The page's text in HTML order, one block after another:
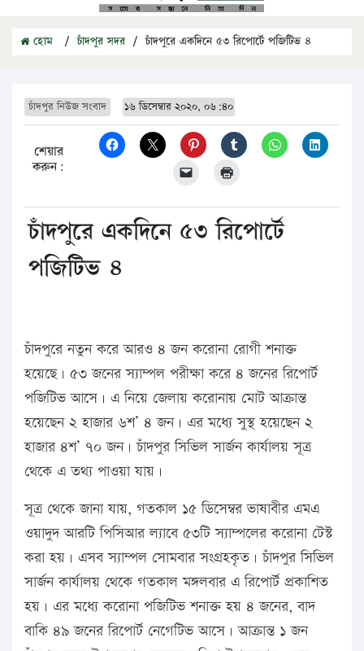
হোম / চাঁদপুর সদর / চাঁদপুরে একদিনে ৫৩ রিপোর্টে পজিটিভ ৪
চাঁদপুর নিউজ সংবাদ ১৬ ডিসেম্বার ২০২০, ০৬:৪০
শেয়ার
করুন:
চাঁদপুরে একদিনে ৫৩ রিপোর্টে
পজিটিভ ৪
চাঁদপুরে নতুন করে আরও ৪ জন করোনা রোগী শনাক্ত
হয়েছে। ৫৩ জনের স্যাম্পল পরীক্ষা করে ৪ জনের রিপোর্ট
পজিটিভ আসে। এ নিয়ে জেলায় করোনায় মোট আক্রান্ত
হয়েছেন ২ হাজার ৬শ’ ৪ জন। এর মধ্যে সুস্থ হয়েছেন ২
হাজার ৪শ’ ৭০ জন। চাঁদপুর সিভিল সার্জন কার্যালয় সূত্র
থেকে এ তথ্য পাওয়া যায়।
সূত্র থেকে জানা যায়, গতকাল ১৫ ডিসেম্বর ভাষাবীর এমএ
ওয়াদুদ আরটি পিসিআর ল্যাবে ৫৩টি স্যাম্পলের করোনা টেস্ট
করা হয়। এসব স্যাম্পল সোমবার সংগ্রহকৃত। চাঁদপুর সিভিল
সার্জন কার্যালয় থেকে গতকাল মঙ্গলবার এ রিপোর্ট প্রকাশিত
হয়। এর মধ্যে করোনা পজিটিভ শনাক্ত হয় ৪ জনের, বাদ
বাকি ৪৯ জনের রিপোর্ট নেগেটিভ আসে। আক্রান্ত ১ জন